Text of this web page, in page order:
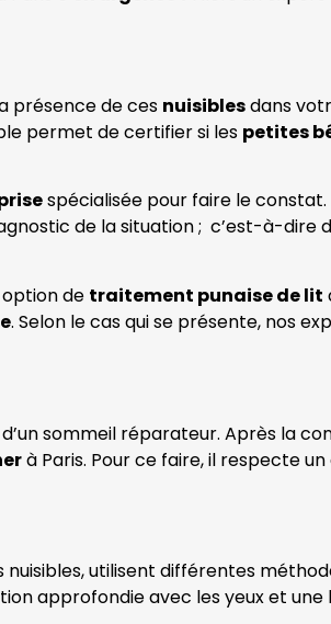
présence de ces nuisiblesdans
permet de certifier si les petites
spécialisée pour faire le constat.
de la situation ; c’est-à-dire
de traitement punaise de lit
. Selon le cas qui se présente, nos
sommeil réparateur. Après la
à Paris. Pour ce faire, il respecte
utilisent différentes
approfondie avec les yeux et